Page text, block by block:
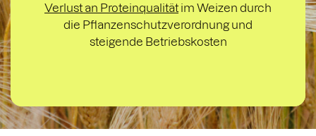
Verlust an Proteinqualität im Weizen durch
die Pflanzenschutzverordnung und
steigende Betriebskosten